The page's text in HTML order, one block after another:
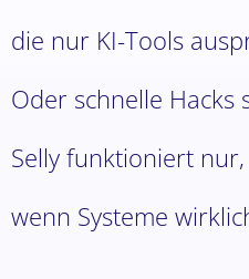
die nur KI-Tools
Oder schnelle Hacks
Selly funktioniert nur,
wenn Systeme